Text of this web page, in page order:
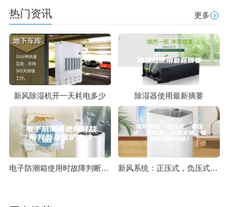
热门资讯 更多
新风除湿机开一天耗电多少 除湿器使用最新摘要
电子防潮箱使用时故障判断及维护方法 新风系统：正压式，负压式，双向流，全热交换，壁挂式如何选择？